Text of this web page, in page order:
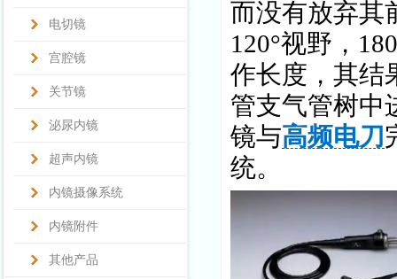
电切镜
宫腔镜
关节镜
泌尿内镜
超声内镜
内镜摄像系统
内镜附件
其他产品
而没有放弃其
120°视野，
作长度，其结
管支气管树中
镜与高频电刀
统。